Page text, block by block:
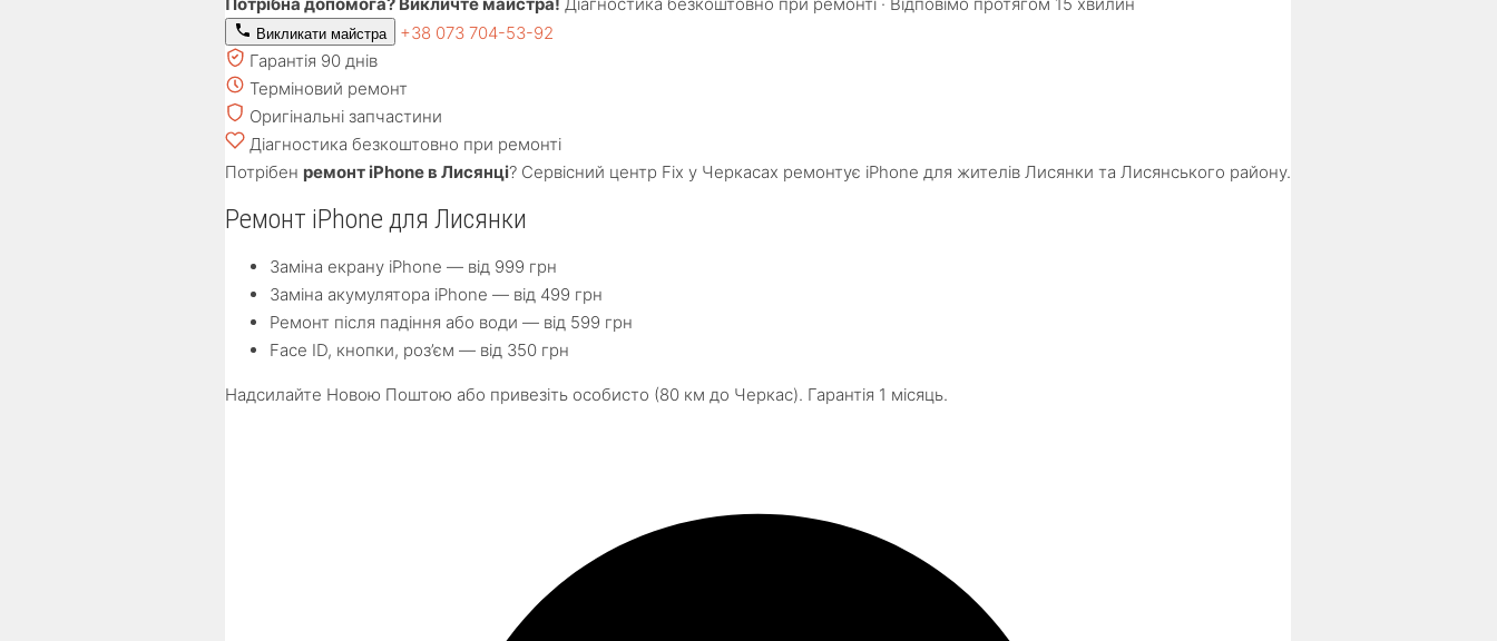
Викликати майстра
+38 073 704-53-92
Гарантія 90 днів
Терміновий ремонт
Оригінальні запчастини
Діагностика безкоштовно при ремонті
Потрібен ремонт iPhone в Лисянці? Сервісний центр Fix у Черкасах ремонтує iPhone для жителів Лисянки та Лисянського району.
Ремонт iPhone для Лисянки
Заміна екрану iPhone — від 999 грн
Заміна акумулятора iPhone — від 499 грн
Ремонт після падіння або води — від 599 грн
Face ID, кнопки, роз’єм — від 350 грн
Надсилайте Новою Поштою або привезіть особисто (80 км до Черкас). Гарантія 1 місяць.